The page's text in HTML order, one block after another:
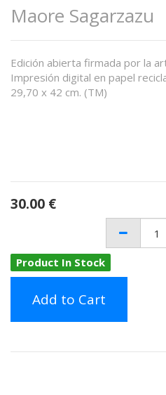
Maore Sagarzazu
Edición abierta firmada por la
Impresión digital en papel
29,70 x 42 cm. (TM)
30.00 €
Product In Stock
Add to Cart